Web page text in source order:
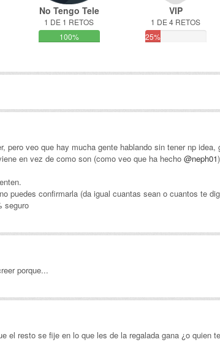
No Tengo Tele
1 DE 1 RETOS
100%
VIP
1 DE 4 RETOS
25%
pero veo que hay mucha gente hablando sin tener np idea,
en vez de como son (como veo que ha hecho @neph01
puedes confirmarla (da igual cuantas sean o cuantos te
seguro
porque...
el resto se fije en lo que les de la regalada gana ¿o quien